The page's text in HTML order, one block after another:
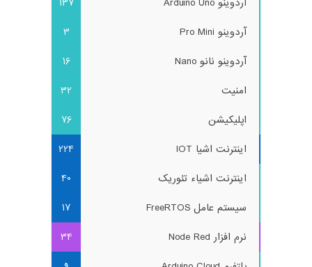
آردوینو Arduino Uno
137
آردوینو Pro Mini
3
آردوینو نانو Nano
16
امنیت
32
اپلیکیشن
76
اینترنت اشیا IOT
224
اینترنت اشیاء تئوریک
40
سیستم عامل FreeRTOS
17
نرم افزار Node Red
34